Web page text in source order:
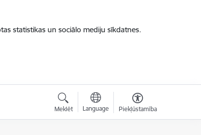
statistikas un sociālo mediju sīkdatnes.
Meklēt Language Piekļūstamība